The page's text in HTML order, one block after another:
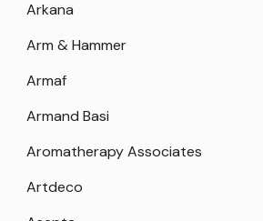
Arkana
Arm & Hammer
Armaf
Armand Basi
Aromatherapy Associates
Artdeco